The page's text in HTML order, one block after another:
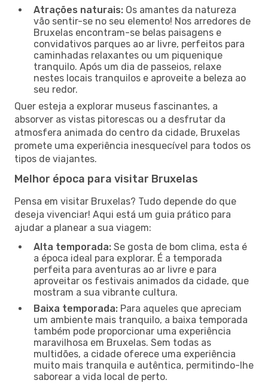
Atrações naturais: Os amantes da natureza
vão sentir-se no seu elemento! Nos arredores de
Bruxelas encontram-se belas paisagens e
convidativos parques ao ar livre, perfeitos para
caminhadas relaxantes ou um piquenique
tranquilo. Após um dia de passeios, relaxe
nestes locais tranquilos e aproveite a beleza ao
seu redor.
Quer esteja a explorar museus fascinantes, a
absorver as vistas pitorescas ou a desfrutar da
atmosfera animada do centro da cidade, Bruxelas
promete uma experiência inesquecível para todos os
tipos de viajantes.
Melhor época para visitar Bruxelas
Pensa em visitar Bruxelas? Tudo depende do que
deseja vivenciar! Aqui está um guia prático para
ajudar a planear a sua viagem:
Alta temporada: Se gosta de bom clima, esta é
a época ideal para explorar. É a temporada
perfeita para aventuras ao ar livre e para
aproveitar os festivais animados da cidade, que
mostram a sua vibrante cultura.
Baixa temporada: Para aqueles que apreciam
um ambiente mais tranquilo, a baixa temporada
também pode proporcionar uma experiência
maravilhosa em Bruxelas. Sem todas as
multidões, a cidade oferece uma experiência
muito mais tranquila e autêntica, permitindo-lhe
saborear a vida local de perto.